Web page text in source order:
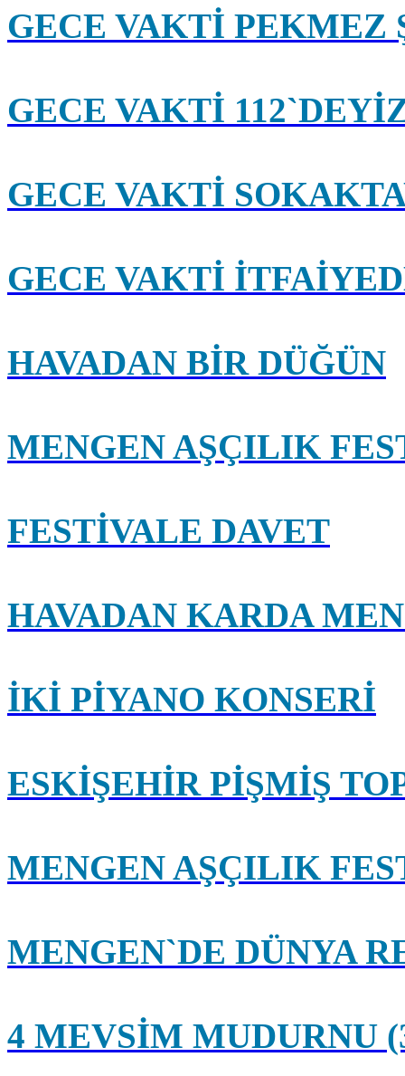
GECE VAKTİ PEKMEZ
GECE VAKTİ
GECE VAKTİ
GECE VAKTİ
HAVADAN BİR DÜĞÜN
MENGEN AŞÇILIK
FESTİVALE DAVET
HAVADAN KARDA
İKİ PİYANO KONSERİ
ESKİŞEHİR PİŞMİŞ
MENGEN AŞÇILIK
MENGEN`DE DÜNYA
4 MEVSİM MUDURNU